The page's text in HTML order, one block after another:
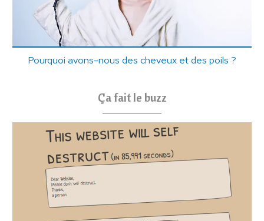
Pourquoi avons-nous des cheveux et des poils ?
Ça fait le buzz